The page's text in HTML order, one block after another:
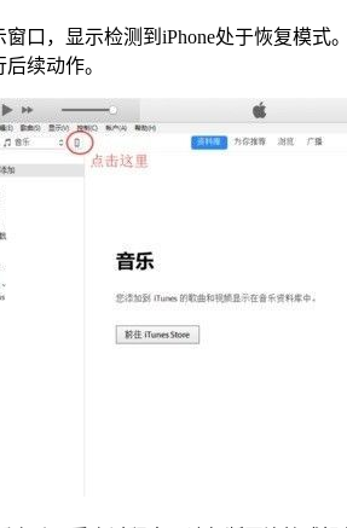
口，显示检测到iPhone处于恢复模
续动作。